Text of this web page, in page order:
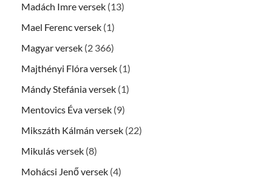
Madách Imre versek (13)
Mael Ferenc versek (1)
Magyar versek (2 366)
Majthényi Flóra versek (1)
Mándy Stefánia versek (1)
Mentovics Éva versek (9)
Mikszáth Kálmán versek (22)
Mikulás versek (8)
Mohácsi Jenő versek (4)